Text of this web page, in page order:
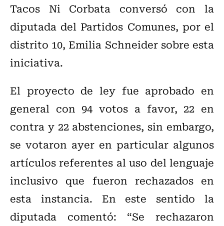
Tacos Ni Corbata conversó con la
diputada del Partidos Comunes, por el
distrito 10, Emilia Schneider sobre esta
iniciativa.
El proyecto de ley fue aprobado en
general con 94 votos a favor, 22 en
contra y 22 abstenciones, sin embargo,
se votaron ayer en particular algunos
artículos referentes al uso del lenguaje
inclusivo que fueron rechazados en
esta instancia. En este sentido la
diputada comentó: “Se rechazaron